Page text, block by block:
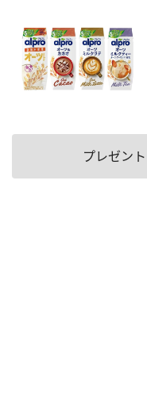
プレゼン